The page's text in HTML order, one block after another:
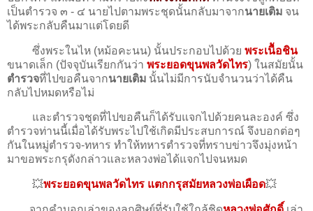
เป็นตำรวจ ๓ - ๔ นายไปตามพระชุดนั้นกลับมาจากนายเติม จน
ได้พระกลับคืนมาแต่โดยดี
ซึ่งพระในไห (หม้อคะนน) นั้นประกอบไปด้วย พระเนืัอชิน
ขนาดเล็ก (ปัจจุบัน​เรียกกันว่า พระยอดขุนพลวัดไทร)​ ในสมัยนั้น
ตำรวจที่ไปขอคืนจากนายเติม นั้นไม่มีการนับจำนวนว่าได้คืน
กลับไปหมดหรือไม่
และตำรวจชุดที่ไปขอคืนก็ได้รับแจกไปด้วยคนละองค์ ซึ่ง
ตำรวจท่านนี้เมื่อได้รับพระไปใช้เกิดมีประสบการณ์​ จึงบอกต่อๆ
กันในหมู่ตำรวจ-ทหาร ทำให้ทหารตำรวจที่ทราบข่าวจึงมุ่งหน้า
มาขอพระกรุดังกล่าวและหลวงพ่อได้แจกไปจนหมด
💥พระยอดขุนพลวัดไทร แตกกรุสมัยหลวงพ่อเผือด💥